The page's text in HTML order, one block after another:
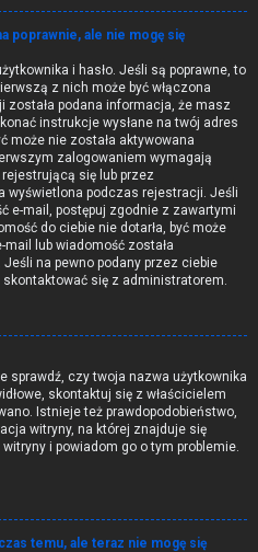
poprawnie, ale nie mogę się
i hasło. Jeśli są poprawne, to
z nich może być włączona
została podana informacja, że masz
instrukcje wysłane na twój adres
może nie została aktywowana
zalogowaniem wymagają
się lub przez
wyświetlona podczas rejestracji. Jeśli
e-mail, postępuj zgodnie z zawartymi
do ciebie nie dotarła, być może
mail lub wiadomość została
na pewno podany przez ciebie
skontaktować się z administratorem.
sprawdź, czy twoja nazwa użytkownika
skontaktuj się z właścicielem
Istnieje też prawdopodobieństwo,
witryny, na której znajduje się
i powiadom go o tym problemie.
temu, ale teraz nie mogę się